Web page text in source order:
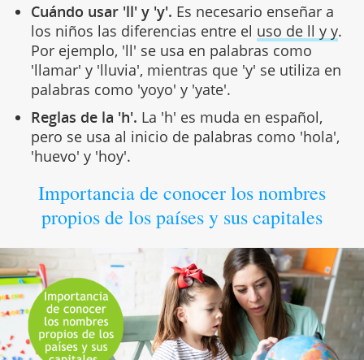
Cuándo usar 'll' y 'y'. Es necesario enseñar a
los niños las diferencias entre el uso de ll y y.
Por ejemplo, 'll' se usa en palabras como
'llamar' y 'lluvia', mientras que 'y' se utiliza en
palabras como 'yoyo' y 'yate'.
Reglas de la 'h'. La 'h' es muda en español,
pero se usa al inicio de palabras como 'hola',
'huevo' y 'hoy'.
Importancia de conocer los nombres
propios de los países y sus capitales